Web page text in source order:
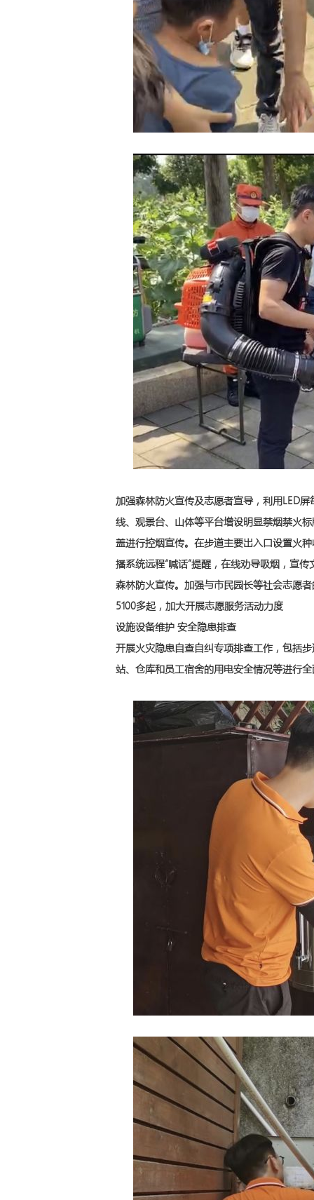
加强森林防火宣传及志愿者宣导，利用LED
线、观景台、山体等平台增设明显禁烟禁火
盖进行控烟宣传。在步道主要出入口设置火
播系统远程“喊话”提醒，在线劝导吸烟，宣
森林防火宣传。加强与市民园长等社会志愿
5100多起，加大开展志愿服务活动力度
设施设备维护 安全隐患排查
开展火灾隐患自查自纠专项排查工作，包括
站、仓库和员工宿舍的用电安全情况等进行